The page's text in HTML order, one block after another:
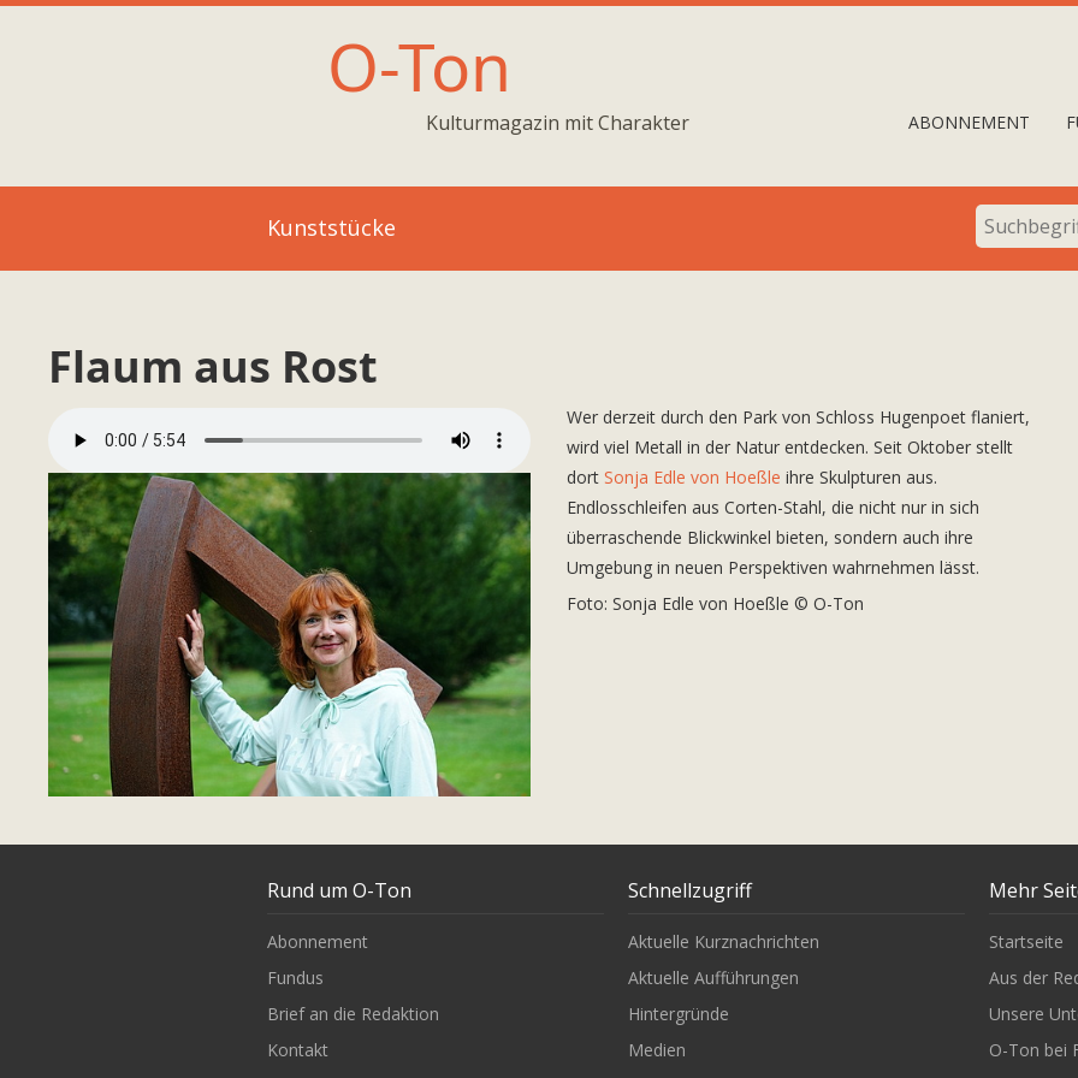
O-Ton
Kulturmagazin mit Charakter ABONNEMENT
Kunststücke
Flaum aus Rost
Wer derzeit durch den Park von Schloss Hugenpoet flaniert,
wird viel Metall in der Natur entdecken. Seit Oktober stellt
dort Sonja Edle von Hoeßle ihre Skulpturen aus.
Endlosschleifen aus Corten-Stahl, die nicht nur in sich
überraschende Blickwinkel bieten, sondern auch ihre
Umgebung in neuen Perspektiven wahrnehmen lässt.
Foto: Sonja Edle von Hoeßle © O-Ton
Rund um O-Ton
Abonnement
Fundus
Brief an die Redaktion
Kontakt
Schnellzugriff
Aktuelle Kurznachrichten
Aktuelle Aufführungen
Hintergründe
Medien
Mehr
Startseite
Aus der
Unsere
O-Ton bei